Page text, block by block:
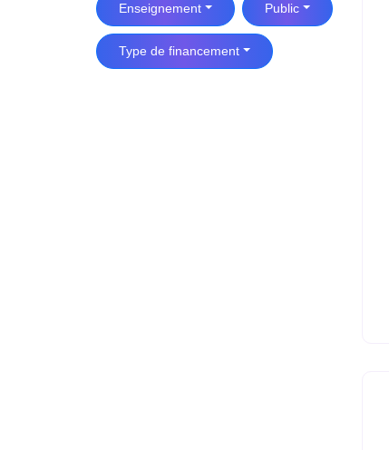
Enseignement Public
Type de financement